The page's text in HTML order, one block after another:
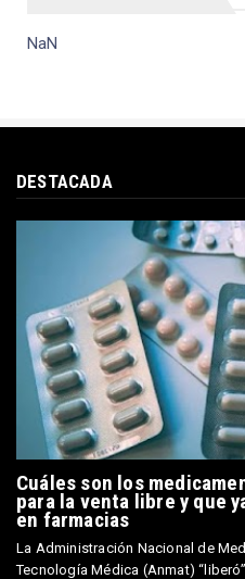
NaN
DESTACADA
Cuáles son los
para la venta libre y que
en farmacias
La Administración Nacional de
Tecnología Médica (Anmat)